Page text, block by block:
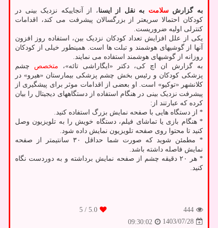
به گزارشسلامت به نقل از ایسنا، از آنجاییکه نزدیک بینی در
کودکان احتمالا سریعتر از بزرگسالان پیشرفت می کند، اقدامات
کنترلی اولیه ضروریست.
یکی از علل افزایش تعداد کودکان نزدیک بین، استفاده روز افزون
آنها از گوشیهای هوشمند و تبلت ها است. همینطور خیلی از کودکان
روزانه از گوشیهای هوشمند استفاده می نمایند.
به گزارش ان اچ کی، دکتر «ایگاراشی تائه»، متخصص چشم
پزشکی کودکان و رئیس بخش چشم پزشکی بیمارستان «هیرو» در
کلانشهر «توکیو» است. او بعضی از اقدامات موثر برای پیشگیری از
پیشرفت نزدیک بینی در هنگام استفاده از دستگاههای دیجیتال را بیان
کرده که عبارتند از:
* از دستگاه هایی با صفحه نمایش بزرگ استفاده کنید.
* هنگام بازی یا تماشای فیلم، دستگاه خویش را به تلویزیون وصل
کنید تا محتوا روی صفحه تلویزیون نمایش داده شود.
* مطمئن شوید که صورت شما حداقل ۳۰ سانتیمتر از صفحه
نمایش فاصله داشته باشد.
* هر ۲۰ دقیقه چشم از صفحه نمایش برداشته و به دوردست نگاه
کنید.
444
5.0
/ 5
1403/07/28
09:30:02